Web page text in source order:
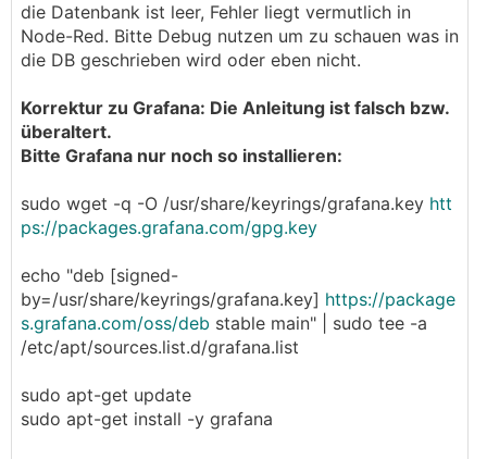
die Datenbank ist leer, Fehler liegt vermutlich in
Node-Red. Bitte Debug nutzen um zu schauen was in
die DB geschrieben wird oder eben nicht.
Korrektur zu Grafana: Die Anleitung ist falsch bzw.
überaltert.
Bitte Grafana nur noch so installieren:
sudo wget -q -O /usr/share/keyrings/grafana.key htt
ps://packages.grafana.com/gpg.key
echo "deb [signed-
by=/usr/share/keyrings/grafana.key] https://package
s.grafana.com/oss/deb stable main" | sudo tee -a
/etc/apt/sources.list.d/grafana.list
sudo apt-get update
sudo apt-get install -y grafana